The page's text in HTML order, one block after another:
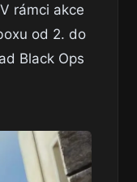
rámci akce
od 2. do
Black Ops